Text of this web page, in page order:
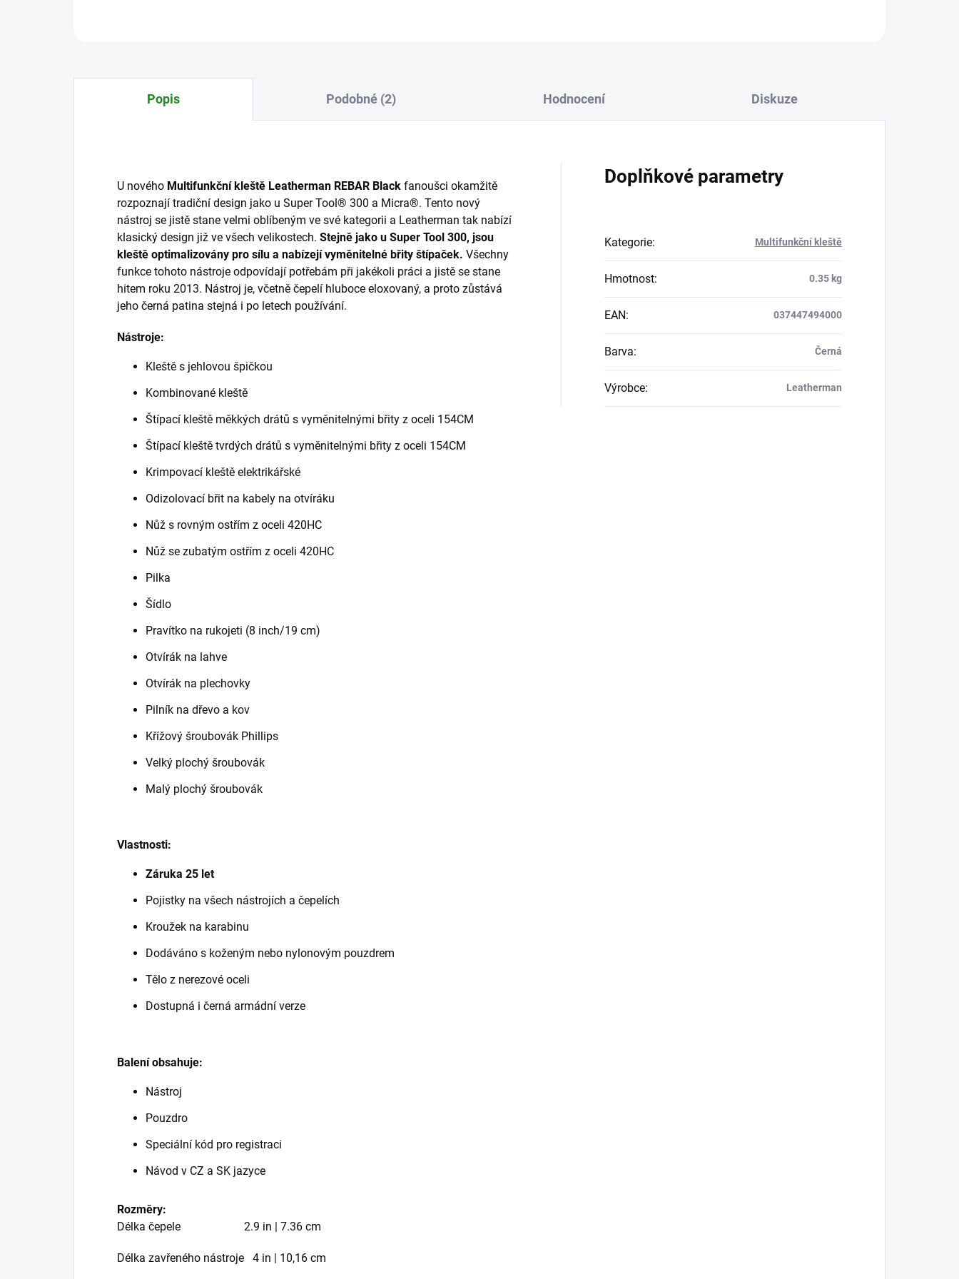
Popis Podobné (2) Hodnocení Diskuze
U nového Multifunkční kleště Leatherman REBAR Black fanoušci okamžitě
rozpoznají tradiční design jako u Super Tool® 300 a Micra®. Tento nový
nástroj se jistě stane velmi oblíbeným ve své kategorii a Leatherman tak nabízí
klasický design již ve všech velikostech. Stejně jako u Super Tool 300, jsou
kleště optimalizovány pro sílu a nabízejí vyměnitelné břity štípaček. Všechny
funkce tohoto nástroje odpovídají potřebám při jakékoli práci a jistě se stane
hitem roku 2013. Nástroj je, včetně čepelí hluboce eloxovaný, a proto zůstává
jeho černá patina stejná i po letech používání.
Nástroje:
Kleště s jehlovou špičkou
Kombinované kleště
Štípací kleště měkkých drátů s vyměnitelnými břity z oceli 154CM
Štípací kleště tvrdých drátů s vyměnitelnými břity z oceli 154CM
Krimpovací kleště elektrikářské
Odizolovací břit na kabely na otvíráku
Nůž s rovným ostřím z oceli 420HC
Nůž se zubatým ostřím z oceli 420HC
Pilka
Šídlo
Pravítko na rukojeti (8 inch/19 cm)
Otvírák na lahve
Otvírák na plechovky
Pilník na dřevo a kov
Křížový šroubovák Phillips
Velký plochý šroubovák
Malý plochý šroubovák
Vlastnosti:
Záruka 25 let
Pojistky na všech nástrojích a čepelích
Kroužek na karabinu
Dodáváno s koženým nebo nylonovým pouzdrem
Tělo z nerezové oceli
Dostupná i černá armádní verze
Balení obsahuje:
Nástroj
Pouzdro
Speciální kód pro registraci
Návod v CZ a SK jazyce
Rozměry:
Délka čepele
2.9 in | 7.36 cm
Délka zavřeného nástroje 4 in | 10,16 cm
Doplňkové parametry
Kategorie: Multifunkční kleště
Hmotnost: 0.35 kg
EAN: 037447494000
Barva: Černá
Výrobce: Leatherman